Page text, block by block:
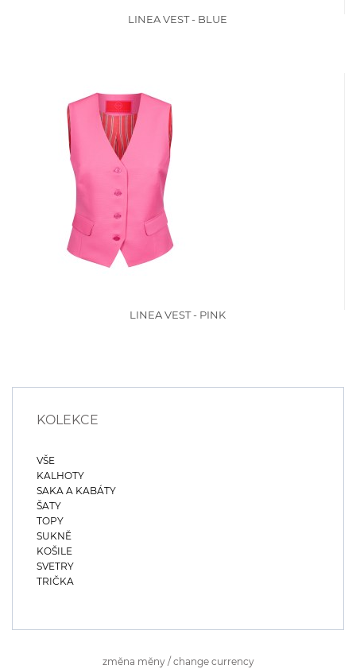
LINEA VEST - BLUE
LINEA VEST - PINK
KOLEKCE
VŠE
KALHOTY
SAKA A KABÁTY
ŠATY
TOPY
SUKNĚ
KOŠILE
SVETRY
TRIČKA
změna měny / change currency